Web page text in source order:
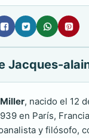
Jacques-
, nacido el 12
en París,
y filósofo,